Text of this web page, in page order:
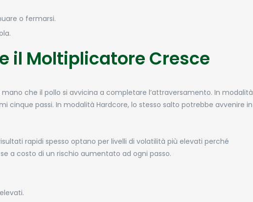
o fermarsi.
il Moltiplicatore Cresce
che il pollo si avvicina a completare l’attraversamento. In modalità
cinque passi. In modalità Hardcore, lo stesso salto potrebbe avvenire in
rapidi spesso optano per livelli di volatilità più elevati perché
a costo di un rischio aumentato ad ogni passo.